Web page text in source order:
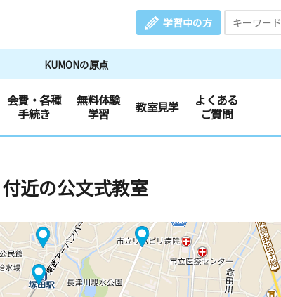
学習中の方
KUMONの原点
会費・各種
手続き
無料体験
学習
教室見学
よくある
ご質問
付近の公文式教室